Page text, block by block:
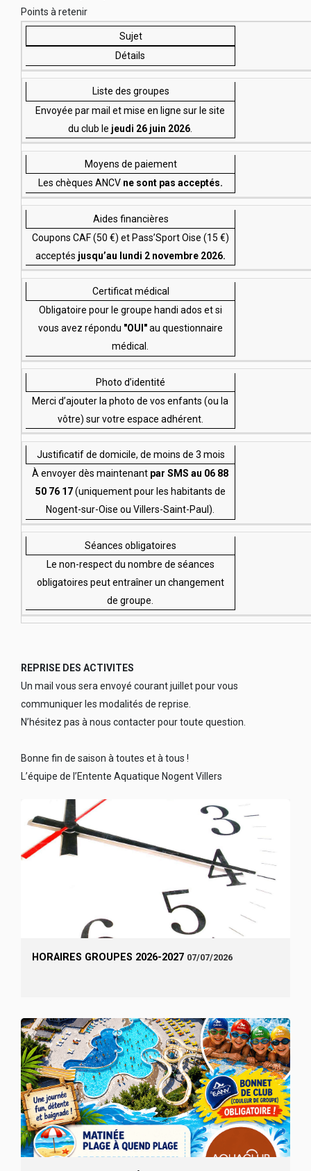
Points à retenir
Sujet
Détails
Liste des groupes
Envoyée par mail et mise en ligne sur le site
du club le jeudi 26 juin 2026
Moyens de paiement
Les chèques ANCV ne sont pas acceptés.
Aides financières
Coupons CAF (50 €) et Pass’Sport Oise (15 €)
acceptés jusqu’au lundi 2 novembre 2026.
Certificat médical
Obligatoire pour le groupe handi ados et si
vous avez répondu "OUI"au questionnaire
médical.
Photo d’identité
Merci d’ajouter la photo de vos enfants (ou la
vôtre) sur votre espace adhérent.
Justificatif de domicile, de moins de 3 mois
À envoyer dès maintenant par SMS au 06 88
50 76 17(uniquement pour les habitants de
Nogent-sur-Oise ou Villers-Saint-Paul).
Séances obligatoires
Le non-respect du nombre de séances
obligatoires peut entraîner un changement
de groupe.
REPRISE DES ACTIVITES
Un mail vous sera envoyé courant juillet pour vous
communiquer les modalités de reprise.
N’hésitez pas à nous contacter pour toute question.
Bonne fin de saison à toutes et à tous !
L’équipe de l’Entente Aquatique Nogent Villers
HORAIRES GROUPES 2026-2027 07/07/2026